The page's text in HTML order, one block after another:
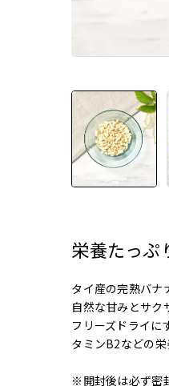
栄養たっぷ
タイ産の完熟バナ
自然な甘みとサ
フリーズドライに
タミンB2などの栄
※開封後は必ず密